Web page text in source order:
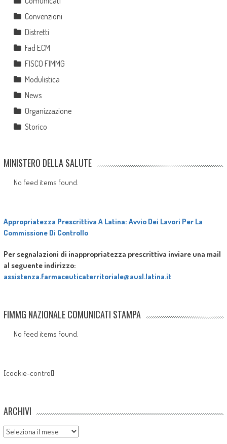
Convenzioni
Distretti
Fad ECM
FISCO FIMMG
Modulistica
News
Organizzazione
Storico
MINISTERO DELLA SALUTE
No feed items found.
Appropriatezza Prescrittiva A Latina: Avvio Dei Lavori Per La
Commissione Di Controllo
Per segnalazioni di inappropriatezza prescrittiva inviare una mail
al seguente indirizzo:
assistenza.farmaceuticaterritoriale@ausl.latina.it
FIMMG NAZIONALE COMUNICATI STAMPA
No feed items found.
[cookie-control]
ARCHIVI
Archivi